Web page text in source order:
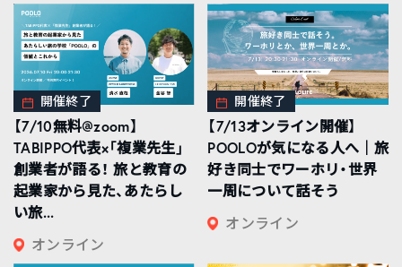
開催終了
【7/10無料@zoom】
TABIPPO代表×「複業先生」
創業者が語る！ 旅と教育の
起業家から見た、あたらし
い旅...
オンライン
開催終了
【7/13オンライン開催】
POOLOが気になる人へ｜旅
好き同士でワーホリ・世界
一周について話そう
オンライン